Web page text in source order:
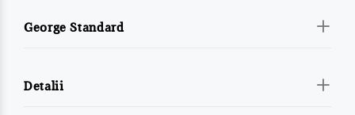
George Standard
Detalii